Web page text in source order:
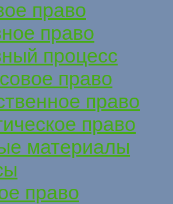
право
право
процесс
право
право
право
материалы
право